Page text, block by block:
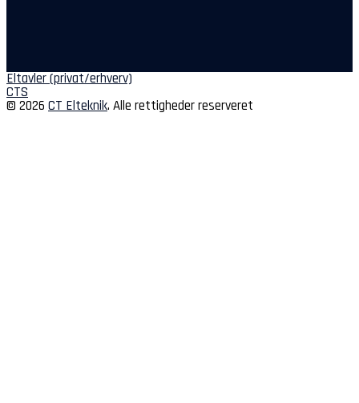
Indlægsnavigation
Eltavler (privat/erhverv)
CTS
© 2026 CT Elteknik. Alle rettigheder reserveret